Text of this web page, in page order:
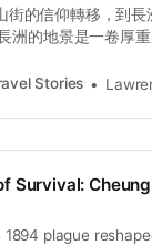
街的信仰轉移，到
洲的地景是一卷厚
踐。Stories
Survival:
1894 plague